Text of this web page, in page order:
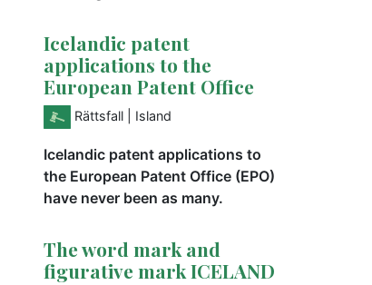
Icelandic patent
applications to the
European Patent Office
Rättsfall | Island
Icelandic patent applications to
the European Patent Office (EPO)
have never been as many.
The word mark and
figurative mark ICELAND